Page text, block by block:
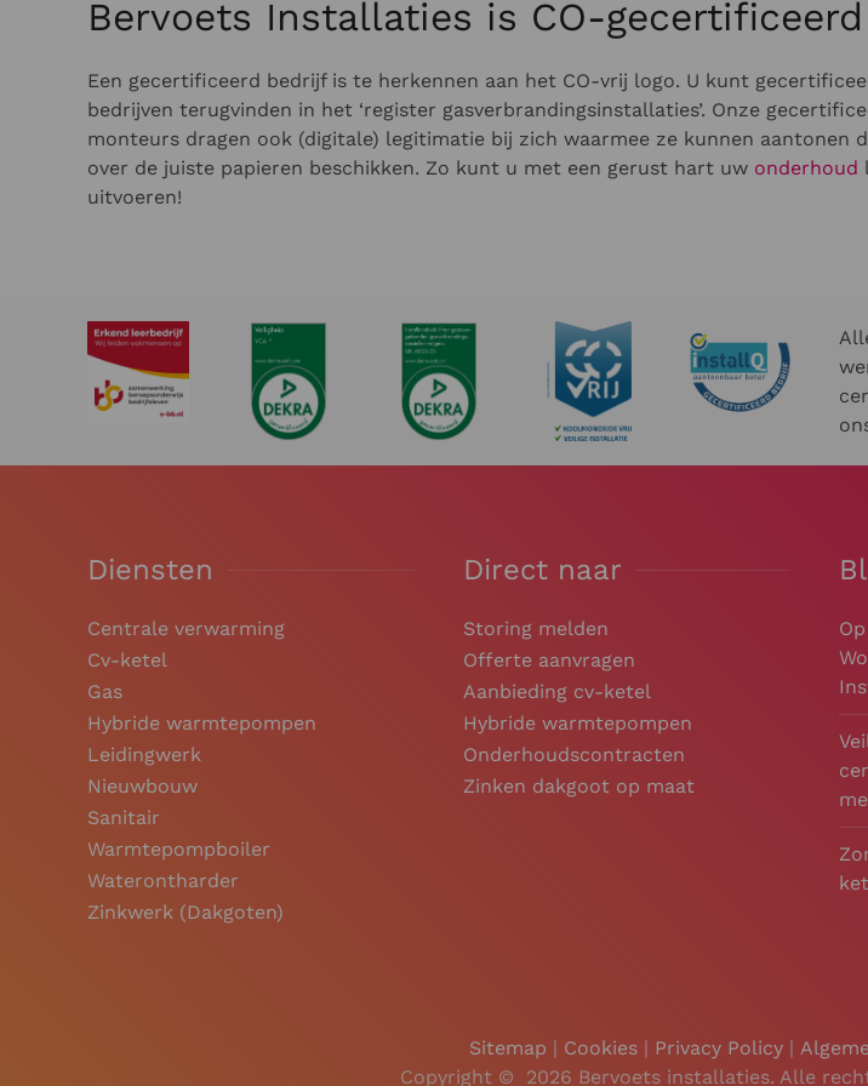
Bervoets Installaties is CO-gecertificeerd
Een gecertificeerd bedrijf is te herkennen aan het CO-vrij logo. U kunt
bedrijven terugvinden in het ‘register gasverbrandingsinstallaties’. Onze
monteurs dragen ook (digitale) legitimatie bij zich waarmee ze kunnen aantonen
over de juiste papieren beschikken. Zo kunt u met een gerust hart uw onderhoud
uitvoeren!
Diensten
Centrale verwarming
Cv-ketel
Gas
Hybride warmtepompen
Leidingwerk
Nieuwbouw
Sanitair
Warmtepompboiler
Waterontharder
Zinkwerk (Dakgoten)
Direct naar
Storing melden
Offerte aanvragen
Aanbieding cv-ketel
Hybride warmtepompen
Onderhoudscontracten
Zinken dakgoot op maat
Sitemap Cookies Privacy Policy
Copyright ©
2026 Bervoets installaties. Alle